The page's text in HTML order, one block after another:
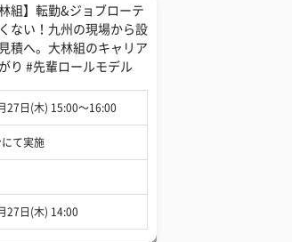
林組】転勤&ジョブローテ
ない！九州の現場から設
積へ。大林組のキャリア
り #先輩ロールモデル
27日(木) 15:00〜16:00
て実施
27日(木) 14:00